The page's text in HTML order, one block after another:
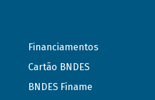
Financiamentos
Cartão BNDES
BNDES Finame